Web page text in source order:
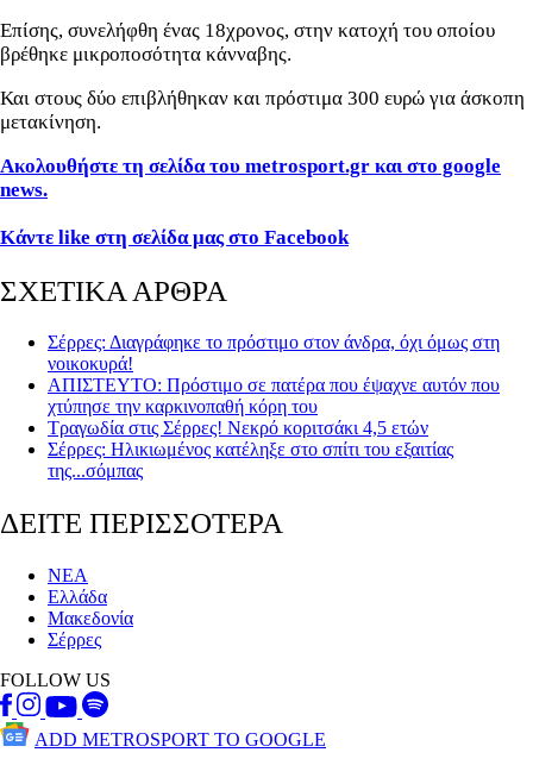
Επίσης, συνελήφθη ένας 18χρονος, στην κατοχή του οποίου
βρέθηκε μικροποσότητα κάνναβης.
Και στους δύο επιβλήθηκαν και πρόστιμα 300 ευρώ για άσκοπη
μετακίνηση.
Ακολουθήστε τη σελίδα του metrosport.gr και στο google
news.
Κάντε like στη σελίδα μας στο Facebook
ΣΧΕΤΙΚΑ ΑΡΘΡΑ
Σέρρες: Διαγράφηκε το πρόστιμο στον άνδρα, όχι όμως στη
νοικοκυρά!
ΑΠΙΣΤΕΥΤΟ: Πρόστιμο σε πατέρα που έψαχνε αυτόν που
χτύπησε την καρκινοπαθή κόρη του
Τραγωδία στις Σέρρες! Nεκρό κοριτσάκι 4,5 ετών
Σέρρες: Ηλικιωμένος κατέληξε στο σπίτι του εξαιτίας
της...σόμπας
ΔΕΙΤΕ ΠΕΡΙΣΣΟΤΕΡΑ
ΝΕΑ
Ελλάδα
Μακεδονία
Σέρρες
FOLLOW US
ADD METROSPORT TO GOOGLE